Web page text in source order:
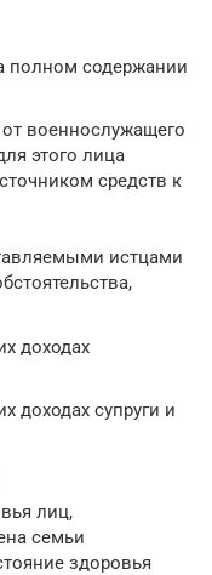
полном содержании
военнослужащего
этого лица
средств к
истцами
доходах
доходах супруги и
лиц,
семьи
здоровья